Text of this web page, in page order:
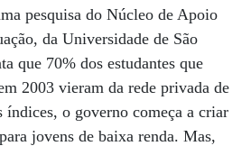
pesquisa do Núcleo de Apoio
da Universidade de São
que 70% dos estudantes que
2003 vieram da rede privada de
índices, o governo começa a criar
jovens de baixa renda. Mas,